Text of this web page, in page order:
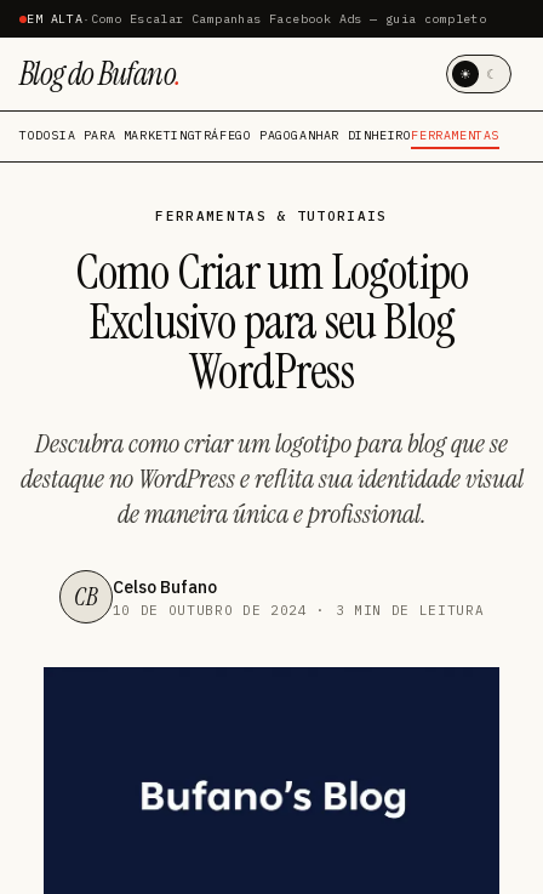
EM ALTA· Como Escalar Campanhas Facebook Ads — guia completo
Blog do Bufano. ☀ ☾
TODOSIA PARA MARKETINGTRÁFEGO PAGOGANHAR DINHEIROFERRAMENTAS
FERRAMENTAS & TUTORIAIS
Como Criar um Logotipo
Exclusivo para seu Blog
WordPress
Descubra como criar um logotipo para blog que se
destaque no WordPress e reflita sua identidade visual
de maneira única e profissional.
CB Celso Bufano
10 DE OUTUBRO DE 2024 · 3 MIN DE LEITURA